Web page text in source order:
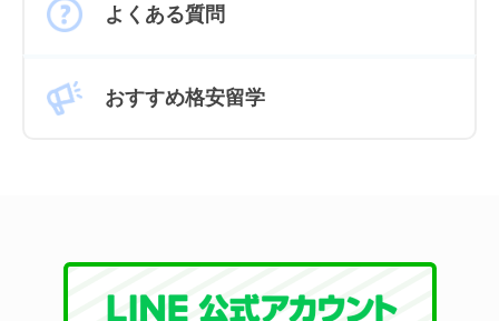
よくある質問
おすすめ格安留学